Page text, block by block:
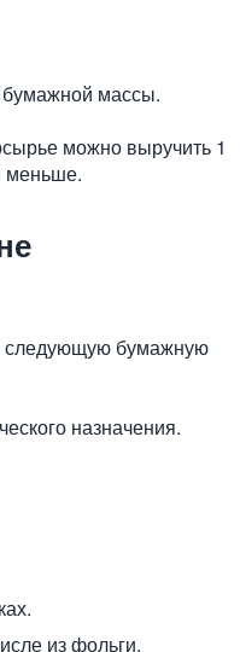
массы.
можно выручить 1
меньше.
следующую бумажную
назначения.
из фольги.